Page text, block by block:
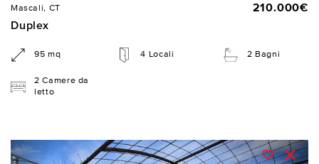
Mascali, CT
210.000€
Duplex
95 mq 4 Locali 2 Bagni
2 Camere da
letto